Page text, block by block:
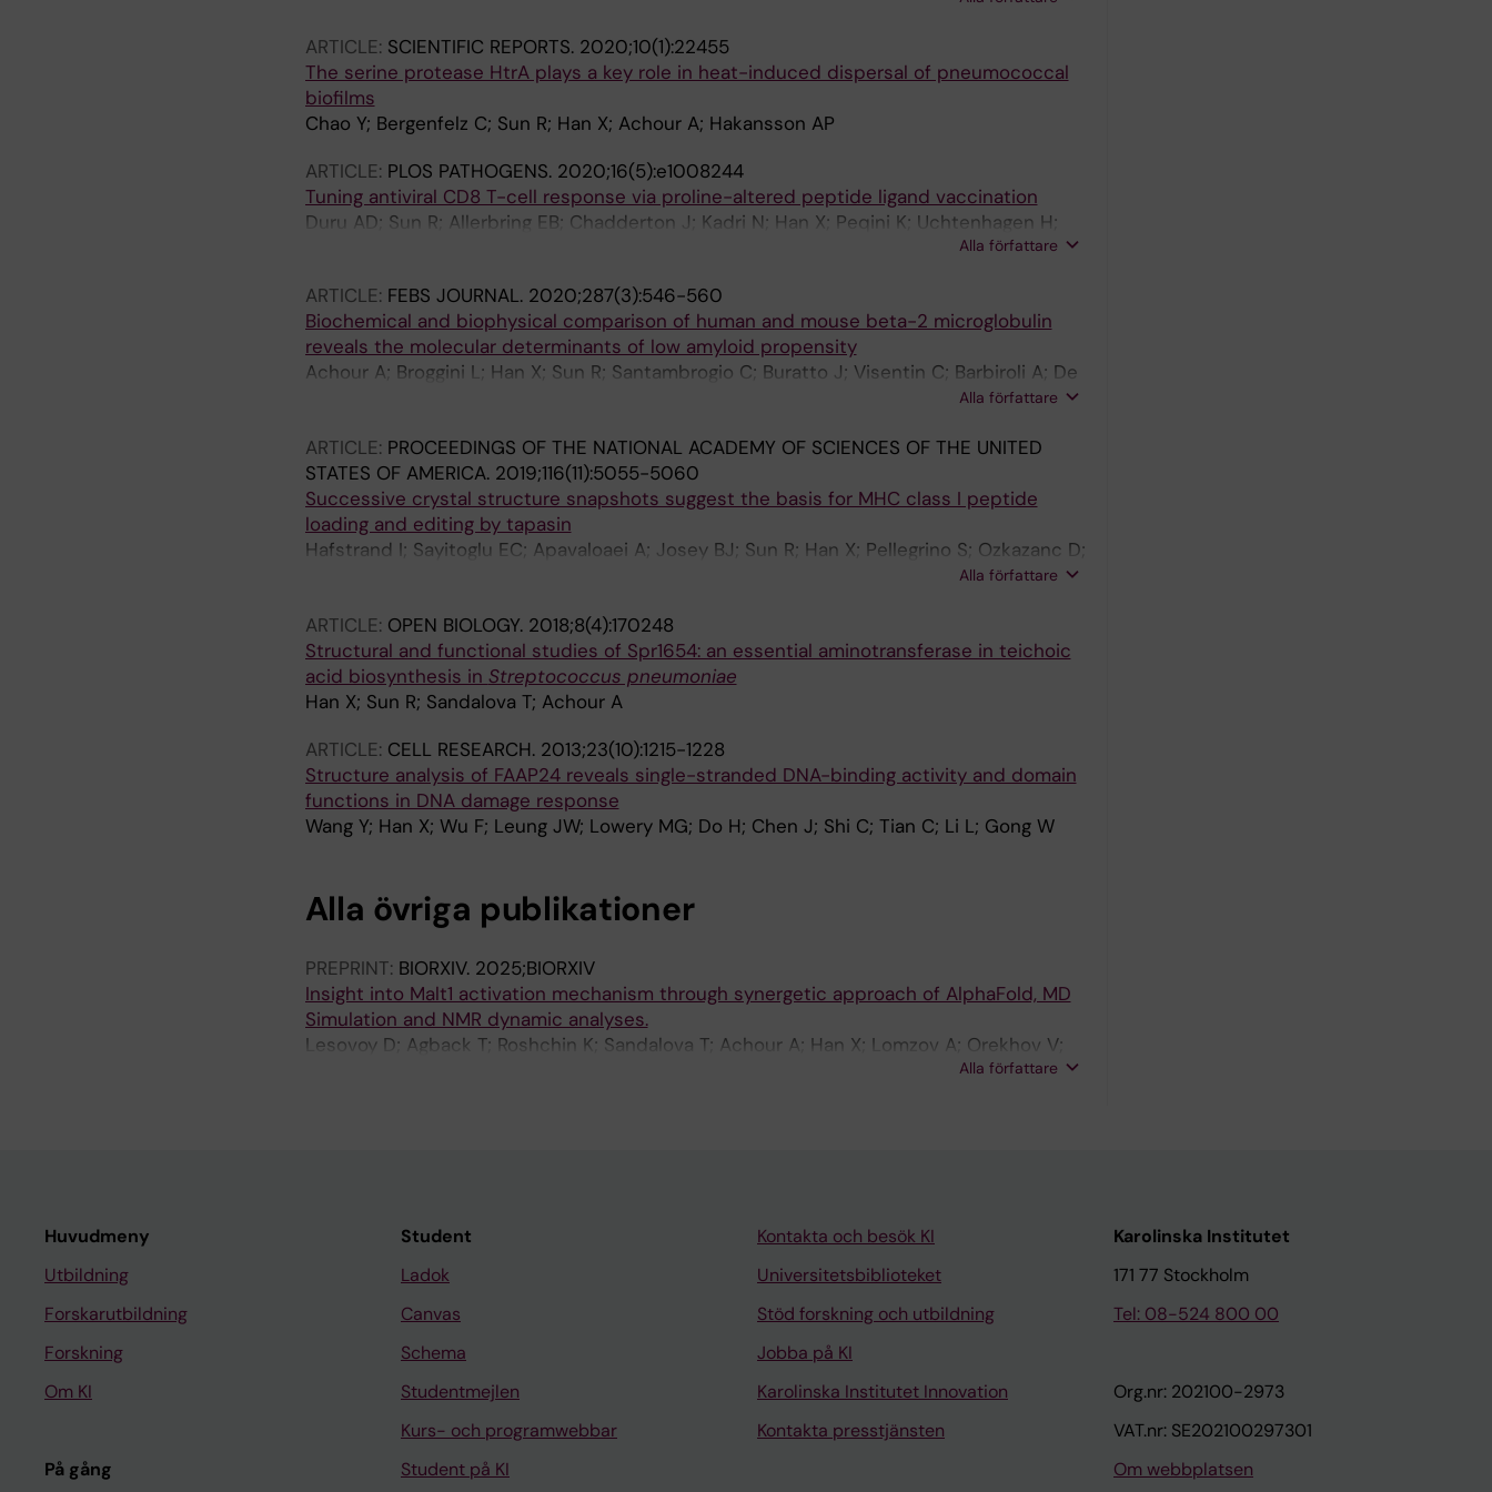
ARTICLE: SCIENTIFIC REPORTS. 2020;10(1):22455
The serine protease HtrA plays a key role in heat-induced dispersal of pneumococcal
biofilms
Chao Y; Bergenfelz C; Sun R; Han X; Achour A; Hakansson AP
ARTICLE: PLOS PATHOGENS. 2020;16(5):e1008244
Tuning antiviral CD8 T-cell response via proline-altered peptide ligand vaccination
Duru AD; Sun R; Allerbring EB; Chadderton J; Kadri N; Han X; Peqini K; Uchtenhagen H;
Madhurantakam C; Pellegrino S; Sandalova T; Nygren P-A; Turner SJ; Achour AAlla författare
ARTICLE: FEBS JOURNAL. 2020;287(3):546-560
Biochemical and biophysical comparison of human and mouse beta-2 microglobulin
reveals the molecular determinants of low amyloid propensity
Achour A; Broggini L; Han X; Sun R; Santambrogio C; Buratto J; Visentin C; Barbiroli A; De
Luca CMG; Sormanni P; Moda F; De Simone A; Sandalova T; Grandori R; Camilloni C;
Alla författare
ARTICLE: PROCEEDINGS OF THE NATIONAL ACADEMY OF SCIENCES OF THE UNITED
STATES OF AMERICA. 2019;116(11):5055-5060
Successive crystal structure snapshots suggest the basis for MHC class I peptide
loading and editing by tapasin
Hafstrand I; Sayitoglu EC; Apavaloaei A; Josey BJ; Sun R; Han X; Pellegrino S; Ozkazanc D;
Potens R; Janssen L; Nilvebrant J; Nygren P-A; Sandalova T; Springer S; Georgoudaki A-
Alla författare
ARTICLE: OPEN BIOLOGY. 2018;8(4):170248
Structural and functional studies of Spr1654: an essential aminotransferase in teichoic
acid biosynthesis in Streptococcus pneumoniae
Han X; Sun R; Sandalova T; Achour A
ARTICLE: CELL RESEARCH. 2013;23(10):1215-1228
Structure analysis of FAAP24 reveals single-stranded DNA-binding activity and domain
functions in DNA damage response
Wang Y; Han X; Wu F; Leung JW; Lowery MG; Do H; Chen J; Shi C; Tian C; Li L; Gong W
Alla övriga publikationer
PREPRINT: BIORXIV. 2025;BIORXIV
Insight into Malt1 activation mechanism through synergetic approach of AlphaFold, MD
Simulation and NMR dynamic analyses.
Lesovoy D; Agback T; Roshchin K; Sandalova T; Achour A; Han X; Lomzov A; Orekhov V;
Alla författare
Huvudmeny
Utbildning
Forskarutbildning
Forskning
Om KI
På gång
Student
Ladok
Canvas
Schema
Studentmejlen
Kurs- och programwebbar
Student på KI
Kontakta och besök KI
Universitetsbiblioteket
Stöd forskning och utbildning
Jobba på KI
Karolinska Institutet Innovation
Kontakta presstjänsten
Karolinska Institutet
171 77 Stockholm
Tel: 08-524 800 00
Org.nr: 202100-2973
VAT.nr: SE202100297301
Om webbplatsen